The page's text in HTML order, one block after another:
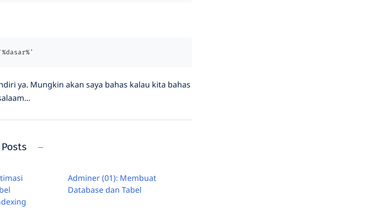
ya. Mungkin akan saya bahas kalau kita bahas
Adminer (01): Membuat
Database dan Tabel